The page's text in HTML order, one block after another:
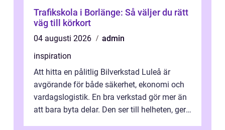
Trafikskola i Borlänge: Så väljer du rätt
väg till körkort
04 augusti 2026
admin
inspiration
Att hitta en pålitlig Bilverkstad Luleå är
avgörande för både säkerhet, ekonomi och
vardagslogistik. En bra verkstad gör mer än
att bara byta delar. Den ser till helheten, ger